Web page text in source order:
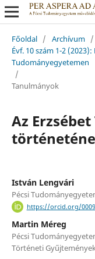
Főoldal / Archívum /
Évf. 10 szám 1-2
Tudományegyetemen
/
Tanulmányok
Az
István Lengvári
Pécsi
https://orcid.org/
Martin Méreg
Pécsi
Történeti